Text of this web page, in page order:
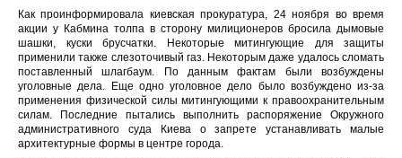
Как проинформировала киевская прокуратура, 24 ноября во время
акции у Кабмина толпа в сторону милиционеров бросила дымовые
шашки, куски брусчатки. Некоторые митингующие для защиты
применили также слезоточивый газ. Некоторым даже удалось сломать
поставленный шлагбаум. По данным фактам были возбуждены
уголовные дела. Еще одно уголовное дело было возбуждено из-за
применения физической силы митингующими к правоохранительным
силам. Последние пытались выполнить распоряжение Окружного
административного суда Киева о запрете устанавливать малые
архитектурные формы в центре города.